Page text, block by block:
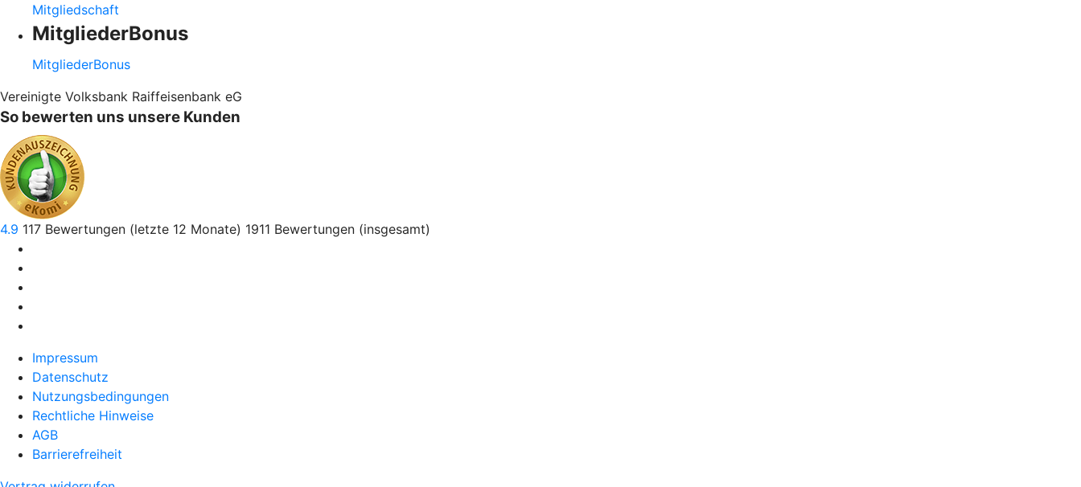
Mitgliedschaft
MitgliederBonus
MitgliederBonus
Vereinigte Volksbank Raiffeisenbank eG
So bewerten uns unsere Kunden
4.9 117 Bewertungen (letzte 12 Monate) 1911 Bewertungen (insgesamt)
Impressum
Datenschutz
Nutzungsbedingungen
Rechtliche Hinweise
AGB
Barrierefreiheit